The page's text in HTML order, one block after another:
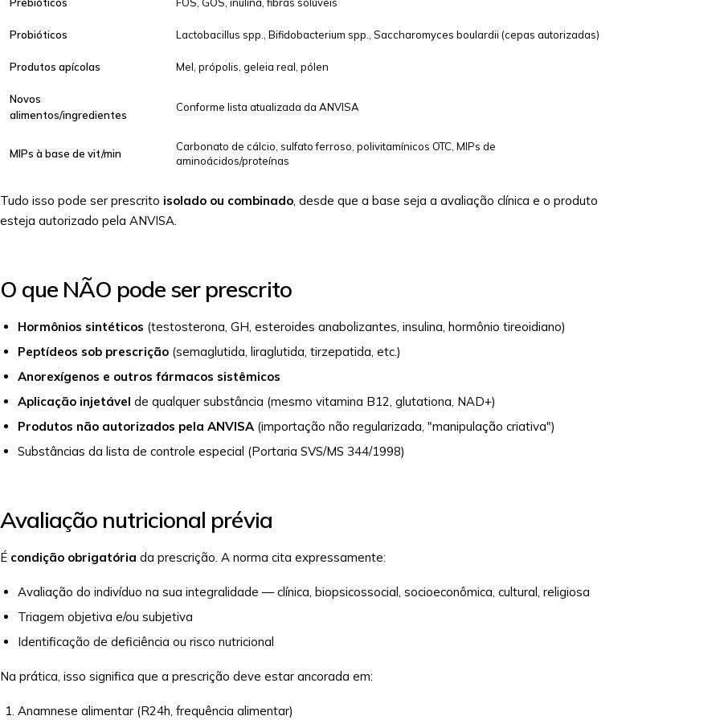
Probióticos Lactobacillus spp., Bifidobacterium spp., Saccharomyces boulardii (cepas autorizadas)
Produtos apícolas Mel, própolis, geleia real, pólen
Novos
alimentos/ingredientes
Conforme lista atualizada da ANVISA
MIPs à base de vit/min
Carbonato de cálcio, sulfato ferroso, polivitamínicos OTC, MIPs de
aminoácidos/proteínas
Tudo isso pode ser prescrito isolado ou combinado, desde que a base seja a avaliação clínica e o produto
esteja autorizado pela ANVISA.
O que NÃO pode ser prescrito
Hormônios sintéticos (testosterona, GH, esteroides anabolizantes, insulina, hormônio tireoidiano)
Peptídeos sob prescrição (semaglutida, liraglutida, tirzepatida, etc.)
Anorexígenos e outros fármacos sistêmicos
Aplicação injetável de qualquer substância (mesmo vitamina B12, glutationa, NAD+)
Produtos não autorizados pela ANVISA (importação não regularizada, "manipulação criativa")
Substâncias da lista de controle especial (Portaria SVS/MS 344/1998)
Avaliação nutricional prévia
É condição obrigatória da prescrição. A norma cita expressamente:
Avaliação do indivíduo na sua integralidade — clínica, biopsicossocial, socioeconômica, cultural, religiosa
Triagem objetiva e/ou subjetiva
Identificação de deficiência ou risco nutricional
Na prática, isso significa que a prescrição deve estar ancorada em:
Anamnese alimentar (R24h, frequência alimentar)